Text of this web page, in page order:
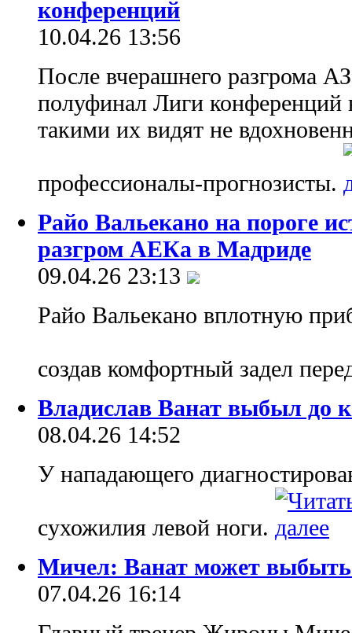
конференций
10.04.26 13:56
После вчерашнего разгрома
полуфинал Лиги
такими их видят не
профессионалы-прогнозисты.
Райо Вальекано на пороге
разгром АЕКа в Мадриде
09.04.26 23:13
Райо Вальекано вплотную
создав комфортный задел
Владислав Ванат выбыл до
08.04.26 14:52
У нападающего
сухожилия левой ноги.
Мичел: Ванат может выбыть
07.04.26 16:14